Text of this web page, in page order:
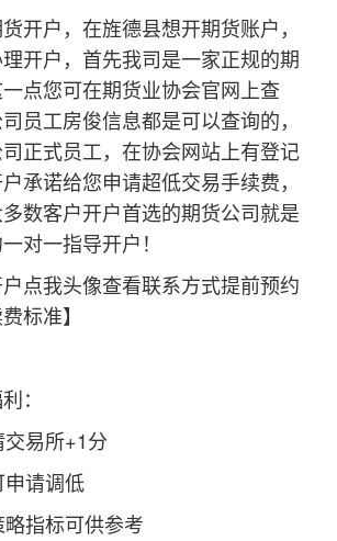
开户，在旌德县想开期货账户，
开户，首先我司是一家正规的期
点您可在期货业协会官网上查
员工房俊信息都是可以查询的，
正式员工，在协会网站上有登记
承诺给您申请超低交易手续费，
数客户开户首选的期货公司就是
对一指导开户！
户点我头像查看联系方式提前预约
标准】
：
易所+1分
请调低
指标可供参考